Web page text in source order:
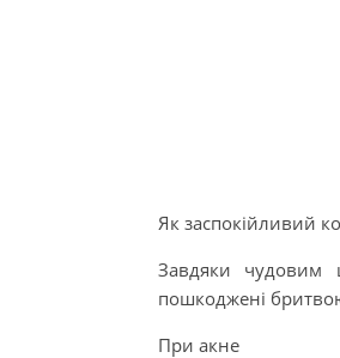
Як заспокійливий
Завдяки чудовим
пошкоджені
При акне